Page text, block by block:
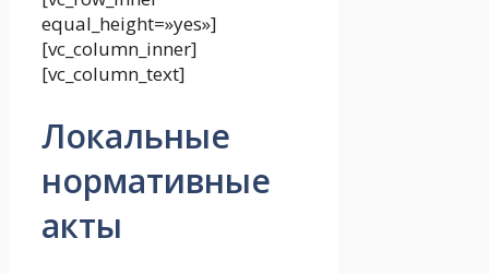
equal_height=»yes»]
[vc_column_inner]
[vc_column_text]
Локальные
нормативные
акты